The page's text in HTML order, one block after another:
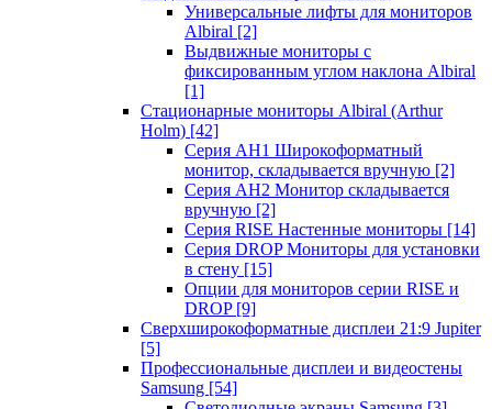
Универсальные лифты для мониторов
Albiral [2]
Выдвижные мониторы с
фиксированным углом наклона Albiral
[1]
Стационарные мониторы Albiral (Arthur
Holm) [42]
Серия AH1 Широкоформатный
монитор, складывается вручную [2]
Серия AH2 Монитор складывается
вручную [2]
Серия RISE Настенные мониторы [14]
Серия DROP Мониторы для установки
в стену [15]
Опции для мониторов серии RISE и
DROP [9]
Сверхширокоформатные дисплеи 21:9 Jupiter
[5]
Профессиональные дисплеи и видеостены
Samsung [54]